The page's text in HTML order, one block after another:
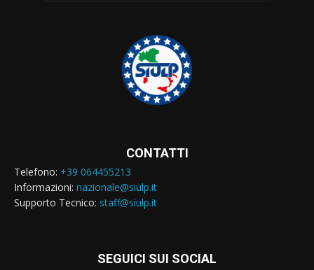
CONTATTI
Telefono: +39 064455213
Informazioni: nazionale@siulp.it
Supporto Tecnico: staff@siulp.it
SEGUICI SUI SOCIAL